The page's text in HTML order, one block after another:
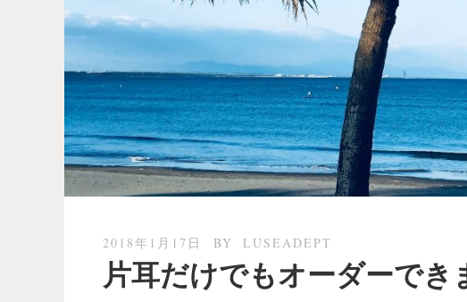
2018年1月17日 BY LUSEADEPT
片耳だけでもオーダーでき